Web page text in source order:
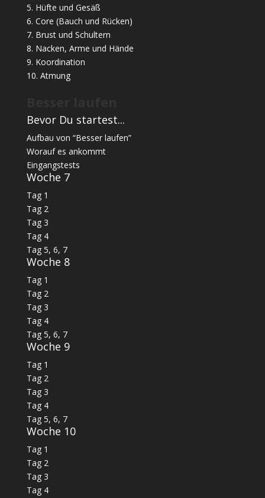
5. Hüfte und Gesäß
6. Core (Bauch und Rücken)
7. Brust und Schultern
8. Nacken, Arme und Hände
9. Koordination
10. Atmung
Bevor Du startest...
Aufbau von “Besser laufen”
Worauf es ankommt
Eingangstests
Woche 7
Tag 1
Tag 2
Tag 3
Tag 4
Tag 5, 6, 7
Woche 8
Tag 1
Tag 2
Tag 3
Tag 4
Tag 5, 6, 7
Woche 9
Tag 1
Tag 2
Tag 3
Tag 4
Tag 5, 6, 7
Woche 10
Tag 1
Tag 2
Tag 3
Tag 4